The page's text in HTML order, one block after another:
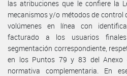
las atribuciones que le confiere la
mecanismos y/o métodos de control
volúmenes en línea con
facturado a los usuarios
segmentación correspondiente,
en los Puntos 79 y 83 del Anexo
normativa complementaria. En